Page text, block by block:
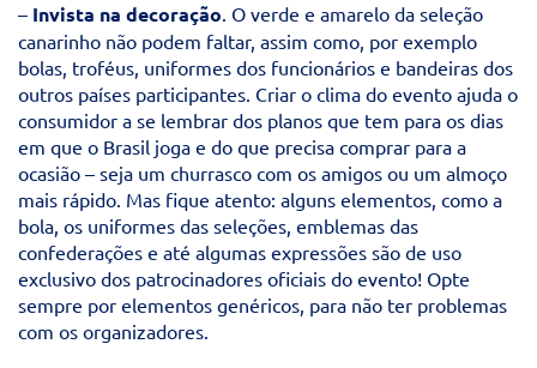
– Invista na decoração. O verde e amarelo da seleção
canarinho não podem faltar, assim como, por exemplo
bolas, troféus, uniformes dos funcionários e bandeiras dos
outros países participantes. Criar o clima do evento ajuda o
consumidor a se lembrar dos planos que tem para os dias
em que o Brasil joga e do que precisa comprar para a
ocasião – seja um churrasco com os amigos ou um almoço
mais rápido. Mas fique atento: alguns elementos, como a
bola, os uniformes das seleções, emblemas das
confederações e até algumas expressões são de uso
exclusivo dos patrocinadores oficiais do evento! Opte
sempre por elementos genéricos, para não ter problemas
com os organizadores.